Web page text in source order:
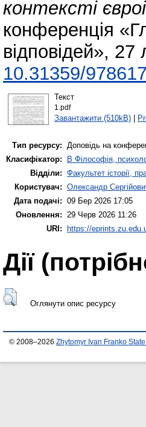
контексті
конференція
відповідей»,
10.31359/
Текст
1.pdf
Завантажити (510kB)|
Тип ресурсу: Доповідь на
Класифікатор:
B Філософія,
Відділи: Факультет історії,
Користувач: Олександр
Дата подачі: 09 Бер 2026 17:05
Оновлення: 29 Черв 2026 11:26
URI:
https://
Дії
Оглянути опис ресурсу
© 2008–2026 Zhytomyr Ivan Franko